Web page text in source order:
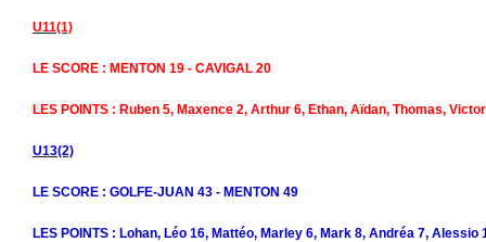
U11(1)
LE SCORE : MENTON 19 - CAVIGAL 20
LES POINTS : Ruben 5, Maxence 2, Arthur 6, Ethan, Aïdan, Thomas,
U13(2)
LE SCORE : GOLFE-JUAN 43 - MENTON 49
LES POINTS : Lohan, Léo 16, Mattéo, Marley 6, Mark 8, Andréa 7, Alessio